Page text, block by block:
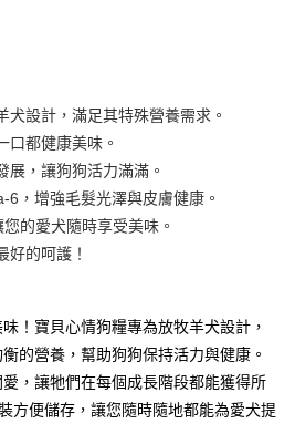
之後才付款」的支付方式。 讓您購物簡單
綁卡、不需儲值。
認證，即可結帳。
犬設計，滿足其特殊營養需求。
口都健康美味。
展，讓狗狗活力滿滿。
，增強毛髮光澤與皮膚健康。
的愛犬隨時享受美味。
好的呵護！
！寶貝心情狗糧專為放牧羊犬設計，
的營養，幫助狗狗保持活力與健康。
，讓牠們在每個成長階段都能獲得所
方便儲存，讓您隨時隨地都能為愛犬提